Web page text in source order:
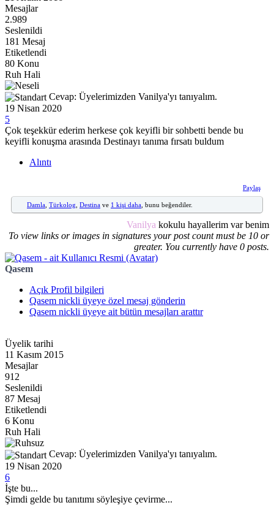
Mesajlar
2.989
Seslenildi
181 Mesaj
Etiketlendi
80 Konu
Ruh Hali
Cevap: Üyelerimizden Vanilya'yı tanıyalım.
19 Nisan 2020
5
Çok teşekkür ederim herkese çok keyifli bir sohbetti bende bu
keyifli konuşma arasında Destinayı tanıma fırsatı buldum
Alıntı
Paylaş
Damla, Türkolog, Destina ve 1 kişi daha, bunu beğendiler.
Vanilya kokulu hayallerim var benim
To view links or images in signatures your post count must be 10 or
greater. You currently have 0 posts.
Qasem
Açık Profil bilgileri
Qasem nickli üyeye özel mesaj gönderin
Qasem nickli üyeye ait bütün mesajları arattır
Üyelik tarihi
11 Kasım 2015
Mesajlar
912
Seslenildi
87 Mesaj
Etiketlendi
6 Konu
Ruh Hali
Cevap: Üyelerimizden Vanilya'yı tanıyalım.
19 Nisan 2020
6
İşte bu...
Şimdi gelde bu tanıtımı söyleşiye çevirme...